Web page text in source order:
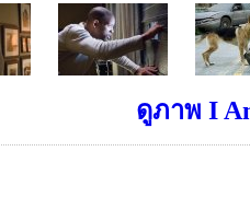
ดูภาพ I